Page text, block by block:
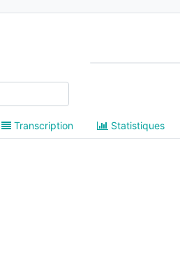
Transcription Statistiques